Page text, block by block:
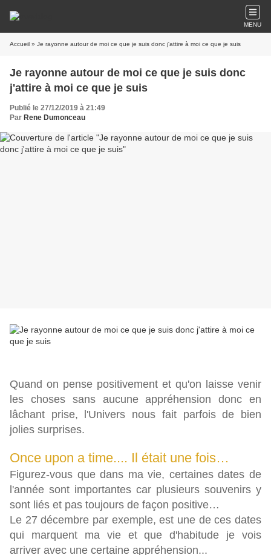
MENU
Accueil » Je rayonne autour de moi ce que je suis donc j'attire à moi ce que je suis
Je rayonne autour de moi ce que je suis donc
j'attire à moi ce que je suis
Publié le 27/12/2019 à 21:49
Par Rene Dumonceau
Quand on pense positivement et qu'on laisse venir
les choses sans aucune appréhension donc en
lâchant prise, l'Univers nous fait parfois de bien
jolies surprises.
Once upon a time.... Il était une fois…
Figurez-vous que dans ma vie, certaines dates de
l'année sont importantes car plusieurs souvenirs y
sont liés et pas toujours de façon positive…
Le 27 décembre par exemple, est une de ces dates
qui marquent ma vie et que d'habitude je vois
arriver avec une certaine appréhension...